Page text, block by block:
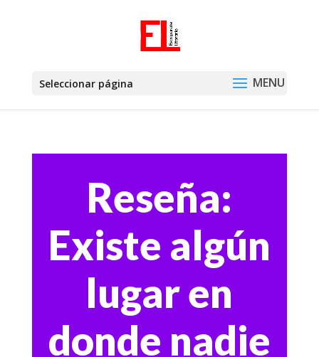
Seleccionar página
Reseña:
Existe algún
lugar en
donde nadie